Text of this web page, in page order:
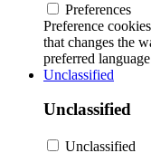
Preferences
Preference
that changes the
preferred
Unclassified
Unclassified
Unclassified